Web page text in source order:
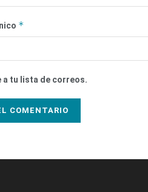
*
a tu lista de correos.